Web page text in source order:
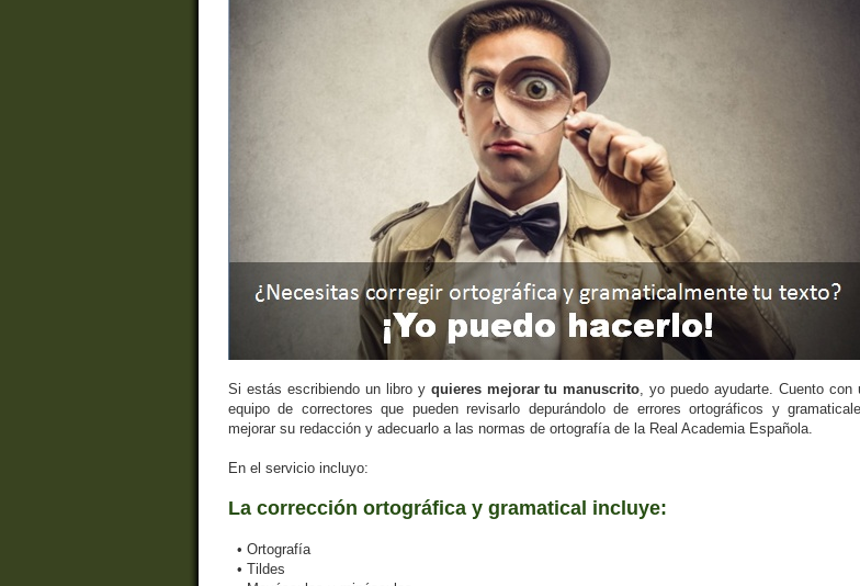
Si estás escribiendo un libro y quieres mejorar tu manuscrito, yo puedo ayudarte. Cuento con
equipo de correctores que pueden revisarlo depurándolo de errores ortográficos y
mejorar su redacción y adecuarlo a las normas de ortografía de la Real Academia Española.
En el servicio incluyo:
La corrección ortográfica y gramatical incluye:
• Ortografía
• Tildes